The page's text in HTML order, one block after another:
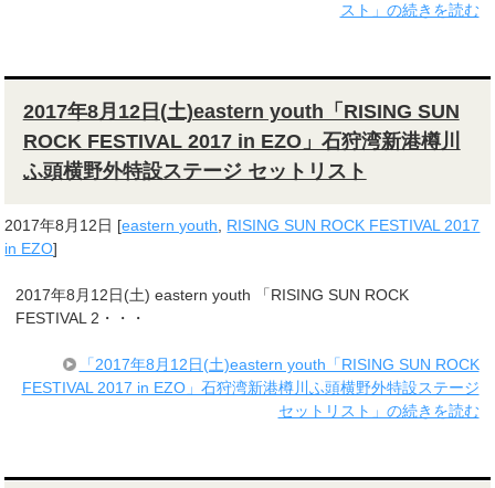
スト」の続きを読む
2017年8月12日(土)eastern youth「RISING SUN
ROCK FESTIVAL 2017 in EZO」石狩湾新港樽川
ふ頭横野外特設ステージ セットリスト
2017年8月12日 [eastern youth, RISING SUN ROCK FESTIVAL 2017
in EZO]
2017年8月12日(土) eastern youth 「RISING SUN ROCK
FESTIVAL 2・・・
「2017年8月12日(土)eastern youth「RISING SUN ROCK
FESTIVAL 2017 in EZO」石狩湾新港樽川ふ頭横野外特設ステージ
セットリスト」の続きを読む